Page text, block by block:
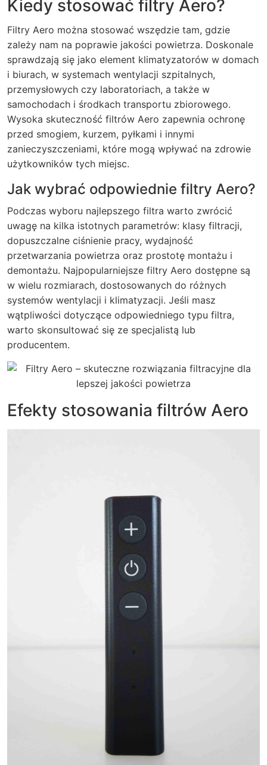
Kiedy stosować filtry Aero?
Filtry Aero można stosować wszędzie tam, gdzie
zależy nam na poprawie jakości powietrza. Doskonale
sprawdzają się jako element klimatyzatorów w domach
i biurach, w systemach wentylacji szpitalnych,
przemysłowych czy laboratoriach, a także w
samochodach i środkach transportu zbiorowego.
Wysoka skuteczność filtrów Aero zapewnia ochronę
przed smogiem, kurzem, pyłkami i innymi
zanieczyszczeniami, które mogą wpływać na zdrowie
użytkowników tych miejsc.
Jak wybrać odpowiednie filtry Aero?
Podczas wyboru najlepszego filtra warto zwrócić
uwagę na kilka istotnych parametrów: klasy filtracji,
dopuszczalne ciśnienie pracy, wydajność
przetwarzania powietrza oraz prostotę montażu i
demontażu. Najpopularniejsze filtry Aero dostępne są
w wielu rozmiarach, dostosowanych do różnych
systemów wentylacji i klimatyzacji. Jeśli masz
wątpliwości dotyczące odpowiedniego typu filtra,
warto skonsultować się ze specjalistą lub
producentem.
Efekty stosowania filtrów Aero